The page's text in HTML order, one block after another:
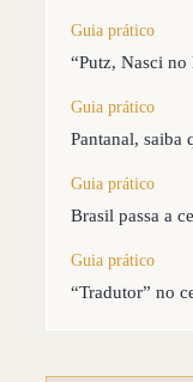
Guia prático
“Putz, Nasci no
Guia prático
Pantanal, saiba
Guia prático
Brasil passa a
Guia prático
“Tradutor” no